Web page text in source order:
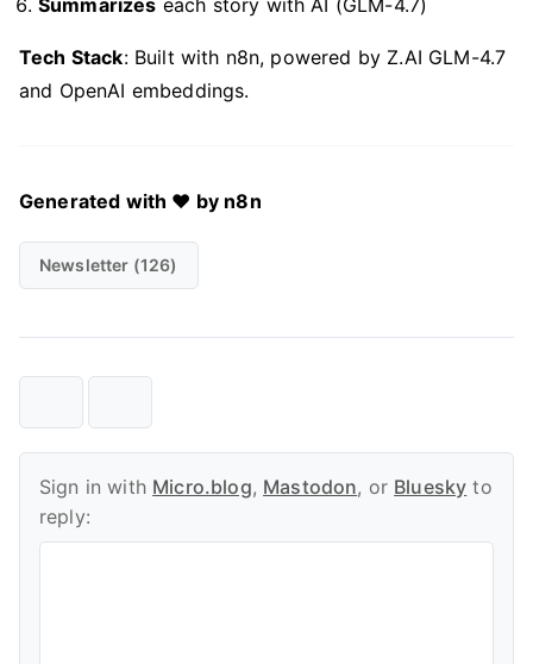
Summarizes each story with AI (GLM-4.7)
Tech Stack: Built with n8n, powered by Z.AI GLM-4.7
and OpenAI embeddings.
Generated with ❤️ by n8n
Newsletter (126)
Sign in with Micro.blog, Mastodon, or Bluesky to
reply: